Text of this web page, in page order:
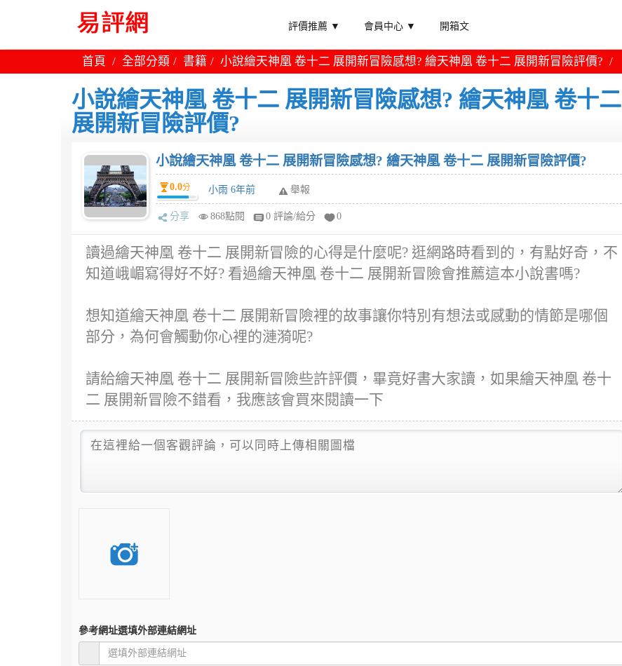
評價推薦 ▼ 會員中心 ▼ 開箱文
首頁 全部分類 書籍 小說繪天神凰 卷十二 展開新冒險感想? 繪天神凰 卷十二 展開新冒險評價?
小說繪天神凰 卷十二 展開新冒險感想? 繪天神凰 卷十二
展開新冒險評價?
小說繪天神凰 卷十二 展開新冒險感想? 繪天神凰 卷十二 展開新冒險評價?
0.0分 小雨 6年前 舉報
分享 868點閱 0 評論/給分 0
讀過繪天神凰 卷十二 展開新冒險的心得是什麼呢? 逛網路時看到的，有點好奇，不
知道峨嵋寫得好不好? 看過繪天神凰 卷十二 展開新冒險會推薦這本小說書嗎?
想知道繪天神凰 卷十二 展開新冒險裡的故事讓你特別有想法或感動的情節是哪個
部分，為何會觸動你心裡的漣漪呢?
請給繪天神凰 卷十二 展開新冒險些許評價，畢竟好書大家讀，如果繪天神凰 卷十
二 展開新冒險不錯看，我應該會買來閱讀一下
參考網址選填外部連結網址